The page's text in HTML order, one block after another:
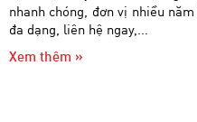
nhanh chóng, đơn vị nhiều
đa dạng, liên hệ ngay,...
Xem thêm »